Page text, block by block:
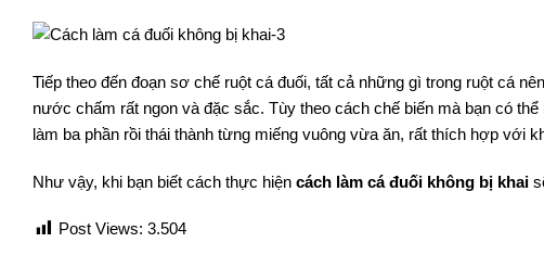
Tiếp theo đến đoạn sơ chế ruột cá đuối, tất cả những gì trong ruột cá
nước chấm rất ngon và đặc sắc. Tùy theo cách chế biến mà bạn có
làm ba phần rồi thái thành từng miếng vuông vừa ăn, rất thích hợp với
Như vậy, khi bạn biết cách thực hiện cách làm cá đuối không bị khai
Post Views: 3.504